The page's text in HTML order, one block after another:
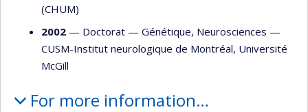
(CHUM)
2002 — Doctorat — Génétique, Neurosciences —
CUSM-Institut neurologique de Montréal, Université
McGill
For more information…